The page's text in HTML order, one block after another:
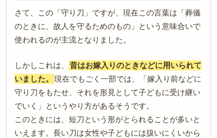
さて、この「守り刀」ですが、現在この言葉は「葬儀
のときに、故人を守るためのもの」という意味合いで
使われるのが主流となりました。
しかしこれは、
昔はお嫁入りのときなどに用いられて
いました。
現在でもごく一部では、「嫁入り前などに
守り刀をもたせ、それを形見として子どもに受け継い
でいく」というやり方があるそうです。
このときには、短刀という形がとられることが多いと
いえます。長い刀は女性や子どもには扱いにくいから